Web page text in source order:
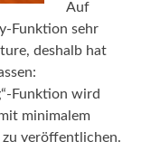
Auf
Funktion sehr
deshalb hat
Funktion wird
minimalem
veröffentlichen.